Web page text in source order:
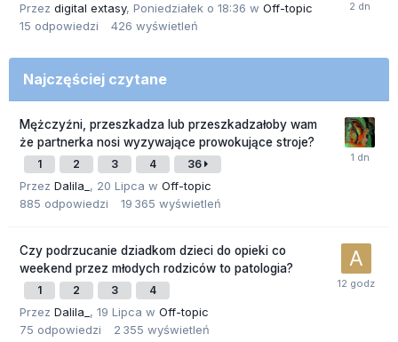
Przez digital extasy, Poniedziałek o 18:36 w Off-topic
15 odpowiedzi 426 wyświetleń
Najczęściej czytane
Mężczyźni, przeszkadza lub przeszkadzałoby wam
że partnerka nosi wyzywające prowokujące stroje?
1 2 3 4 36
Przez Dalila_ , 20 Lipca w Off-topic
885 odpowiedzi 19 365 wyświetleń
Czy podrzucanie dziadkom dzieci do opieki co
weekend przez młodych rodziców to patologia?
1 2 3 4
Przez Dalila_ , 19 Lipca w Off-topic
75 odpowiedzi 2 355 wyświetleń